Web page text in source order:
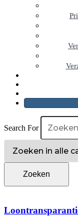
Search For